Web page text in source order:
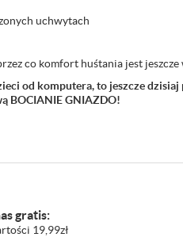
uchwytach
co komfort huśtania jest jeszcze
od komputera, to jeszcze
BOCIANIE GNIAZDO!
gratis:
19,99zł